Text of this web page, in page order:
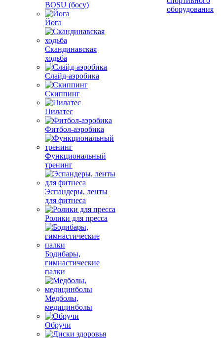
BOSU (босу)
Йога
Скандинавская
ходьба
Слайд-аэробика
Скиппинг
Пилатес
Фитбол-аэробика
Функциональный
тренинг
Эспандеры, ленты
для фитнеса
Ролики для пресса
Бодибары,
гимнастические
палки
Медболы,
медицинболы
Обручи
оборудования